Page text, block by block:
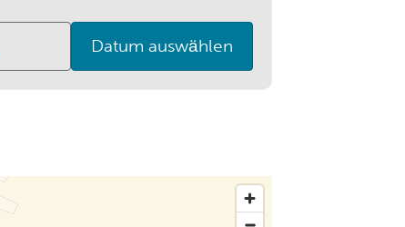
Datum auswählen